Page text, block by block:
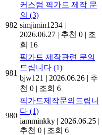
982
커스텀 픽가드 제작 문
의 (3)
simjimin1234 |
2026.06.27 | 추천 0 | 조
회 16
981
픽가드 제작관련 문의
드립니다 (1)
bjw121 | 2026.06.26 | 추
천 0 | 조회 6
980
픽가드제작문의드립니
다 (1)
iamminkky | 2026.06.25 |
추천 0 | 조회 6